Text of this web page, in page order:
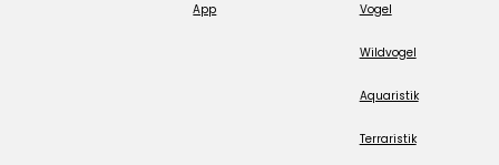
App Vogel
Wildvogel
Aquaristik
Terraristik